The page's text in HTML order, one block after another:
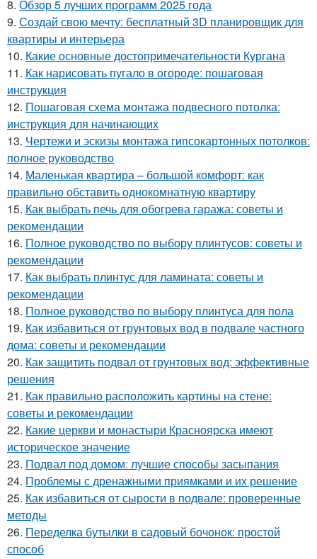
8. Обзор 5 лучших программ 2025 года
9. Создай свою мечту: бесплатный 3D планировщик для
квартиры и интерьера
10. Какие основные достопримечательности Кургана
11. Как нарисовать пугало в огороде: пошаговая
инструкция
12. Пошаговая схема монтажа подвесного потолка:
инструкция для начинающих
13. Чертежи и эскизы монтажа гипсокартонных потолков:
полное руководство
14. Маленькая квартира – большой комфорт: как
правильно обставить однокомнатную квартиру
15. Как выбрать печь для обогрева гаража: советы и
рекомендации
16. Полное руководство по выбору плинтусов: советы и
рекомендации
17. Как выбрать плинтус для ламината: советы и
рекомендации
18. Полное руководство по выбору плинтуса для пола
19. Как избавиться от грунтовых вод в подвале частного
дома: советы и рекомендации
20. Как защитить подвал от грунтовых вод: эффективные
решения
21. Как правильно расположить картины на стене:
советы и рекомендации
22. Какие церкви и монастыри Красноярска имеют
историческое значение
23. Подвал под домом: лучшие способы засыпания
24. Проблемы с дренажными приямками и их решение
25. Как избавиться от сырости в подвале: проверенные
методы
26. Переделка бутылки в садовый бочонок: простой
способ